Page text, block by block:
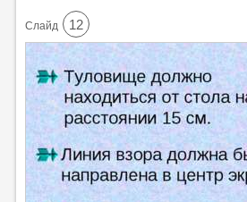
Cлайд 12